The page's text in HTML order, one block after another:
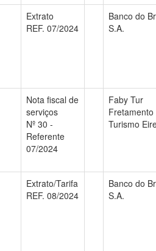
Extrato
REF. 07/2024
Banco do
S.A.
Nota fiscal de
serviços
Nº 30 -
Referente
07/2024
Faby Tur
Fretamento
Turismo
Extrato/Tarifa
REF. 08/2024
Banco do
S.A.